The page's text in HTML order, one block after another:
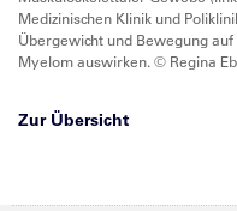
Medizinischen Klinik und
Übergewicht und Bewegung
Myelom auswirken. © Regina
Zur Übersicht